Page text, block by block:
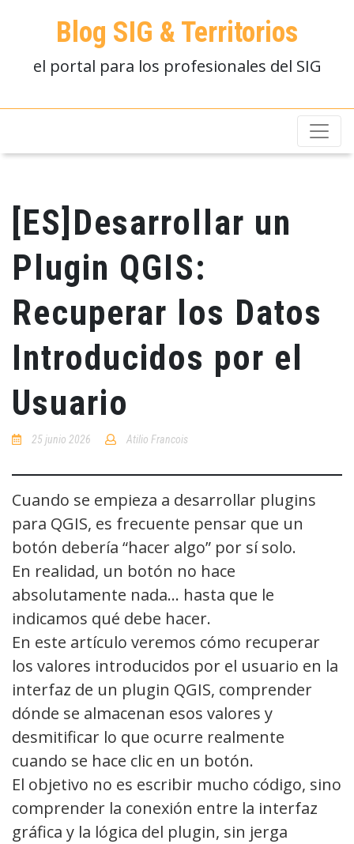
Blog SIG & Territorios
el portal para los profesionales del SIG
[ES]Desarrollar un
Plugin QGIS:
Recuperar los Datos
Introducidos por el
Usuario
25 junio 2026 Atilio Francois
Cuando se empieza a desarrollar plugins
para QGIS, es frecuente pensar que un
botón debería “hacer algo” por sí solo.
En realidad, un botón no hace
absolutamente nada… hasta que le
indicamos qué debe hacer.
En este artículo veremos cómo recuperar
los valores introducidos por el usuario en la
interfaz de un plugin QGIS, comprender
dónde se almacenan esos valores y
desmitificar lo que ocurre realmente
cuando se hace clic en un botón.
El objetivo no es escribir mucho código, sino
comprender la conexión entre la interfaz
gráfica y la lógica del plugin, sin jerga